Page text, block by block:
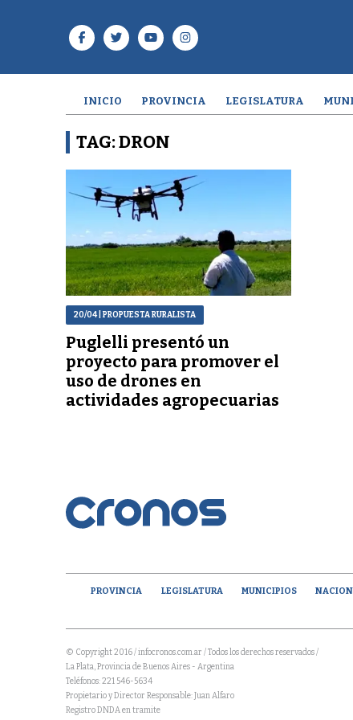
INICIO PROVINCIA LEGISLATURA
TAG: DRON
20/04| PROPUESTA RURALISTA
Puglelli presentó un
proyecto para promover el
uso de drones en
actividades agropecuarias
PROVINCIA LEGISLATURA MUNICIPIOS NACION
© Copyright 2016 / infocronos.com.ar / Todos los derechos reservados /
La Plata, Provincia de Buenos Aires - Argentina
Teléfonos: 221 546-5634
Propietario y Director Responsable: Juan Alfaro
Registro DNDA en tramite